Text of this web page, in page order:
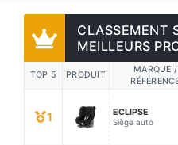
CLASSEMENT
MEILLEURS
TOP 5 PRODUIT
MARQUE /
1 ECLIPSE
Siège auto